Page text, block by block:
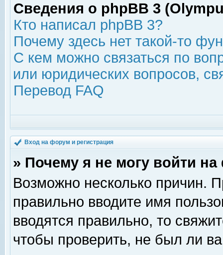
Сведения о phpBB 3
Кто написал phpBB 3?
Почему здесь нет такой-то
С кем можно связаться по
или юридических вопросов,
Перевод FAQ
Вход на форум и регистрация
» Почему я не могу войти
Возможно несколько причин.
правильно вводите имя
вводятся правильно, то
чтобы проверить, не был ли